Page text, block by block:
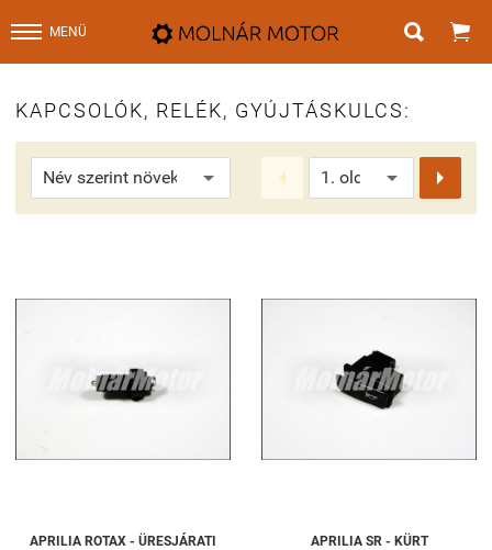
MENÜ  
KAPCSOLÓK, RELÉK, GYÚJTÁSKULCS:
 
APRILIA ROTAX - ÜRESJÁRATI
APRILIA SR - KÜRT